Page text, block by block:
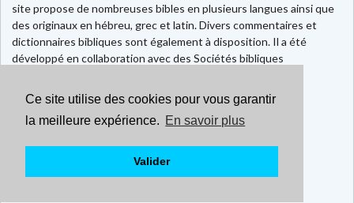
Ce site utilise des cookies pour vous garantir
la meilleure expérience. En savoir plus
Valider
site propose de nombreuses bibles en plusieurs langues ainsi que
des originaux en hébreu, grec et latin. Divers commentaires et
dictionnaires bibliques sont également à disposition. Il a été
développé en collaboration avec des Sociétés bibliques
Faire un don
Contact